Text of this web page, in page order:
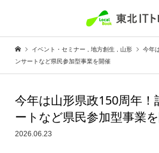
イベント・セミナー 地方創生 山形
今年
ンサートなど県民参加型事業を開催
今年は山形県政150周年！
ートなど県民参加型事業
2026.06.23